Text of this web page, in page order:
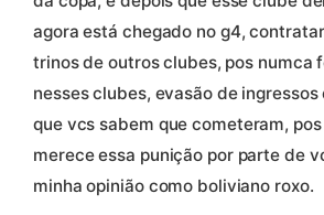
agora está chegado no g4,
trinos de outros clubes, pos numca
nesses clubes, evasão de
que vcs sabem que cometeram,
merece essa punição por parte de
minha opinião como boliviano roxo.